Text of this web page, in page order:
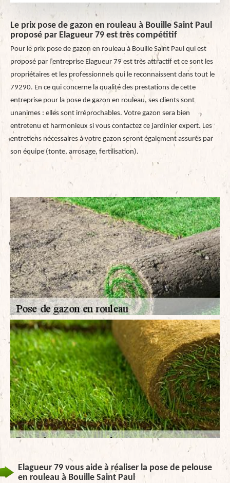
Le prix pose de gazon en rouleau à Bouille Saint Paul
proposé par Elagueur 79 est très compétitif
Pour le prix pose de gazon en rouleau à Bouille Saint Paul qui est
proposé par l’entreprise Elagueur 79 est très attractif et ce sont les
propriétaires et les professionnels qui le reconnaissent dans tout le
79290. En ce qui concerne la qualité des prestations de cette
entreprise pour la pose de gazon en rouleau, ses clients sont
unanimes : elles sont irréprochables. Votre gazon sera bien
entretenu et harmonieux si vous contactez ce jardinier expert. Les
entretiens nécessaires à votre gazon seront également assurés par
son équipe (tonte, arrosage, fertilisation).
Elagueur 79 vous aide à réaliser la pose de pelouse
en rouleau à Bouille Saint Paul